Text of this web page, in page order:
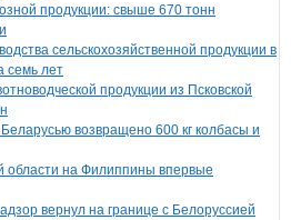
продукции: свыше 670 тонн
сельскохозяйственной продукции в
семь лет
продукции из Псковской
возвращено 600 кг колбасы и
области на Филиппины впервые
вернул на границе с Белоруссией